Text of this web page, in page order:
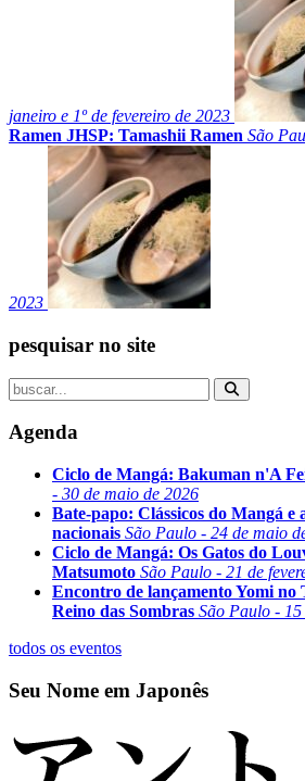
janeiro e 1º de fevereiro de 2023
Ramen JHSP: Tamashii Ramen São
2023
pesquisar no site
Agenda
Ciclo de Mangá: Bakuman n'A
- 30 de maio de 2026
Bate-papo: Clássicos do Mangá e
nacionais São Paulo - 24 de maio
Ciclo de Mangá: Os Gatos do
Matsumoto São Paulo - 21 de
Encontro de lançamento Yomi no
Reino das Sombras São Paulo - 15
todos os eventos
Seu Nome em Japonês